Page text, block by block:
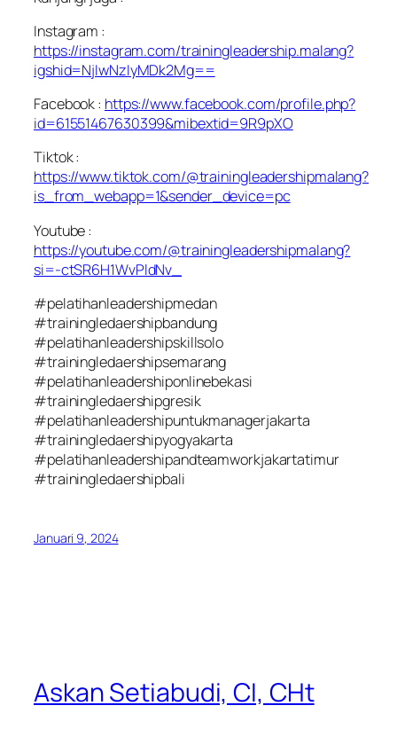
Instagram :
https://instagram.com/trainingleadership.malang?
igshid=NjIwNzIyMDk2Mg==
Facebook : https://www.facebook.com/profile.php?
id=61551467630399&mibextid=9R9pXO
Tiktok :
https://www.tiktok.com/@trainingleadershipmalang?
is_from_webapp=1&sender_device=pc
Youtube :
https://youtube.com/@trainingleadershipmalang?
si=-ctSR6H1WvPldNv_
#pelatihanleadershipmedan
#trainingledaershipbandung
#pelatihanleadershipskillsolo
#trainingledaershipsemarang
#pelatihanleadershiponlinebekasi
#trainingledaershipgresik
#pelatihanleadershipuntukmanagerjakarta
#trainingledaershipyogyakarta
#pelatihanleadershipandteamworkjakartatimur
#trainingledaershipbali
Januari 9, 2024
Askan Setiabudi, CI, CHt